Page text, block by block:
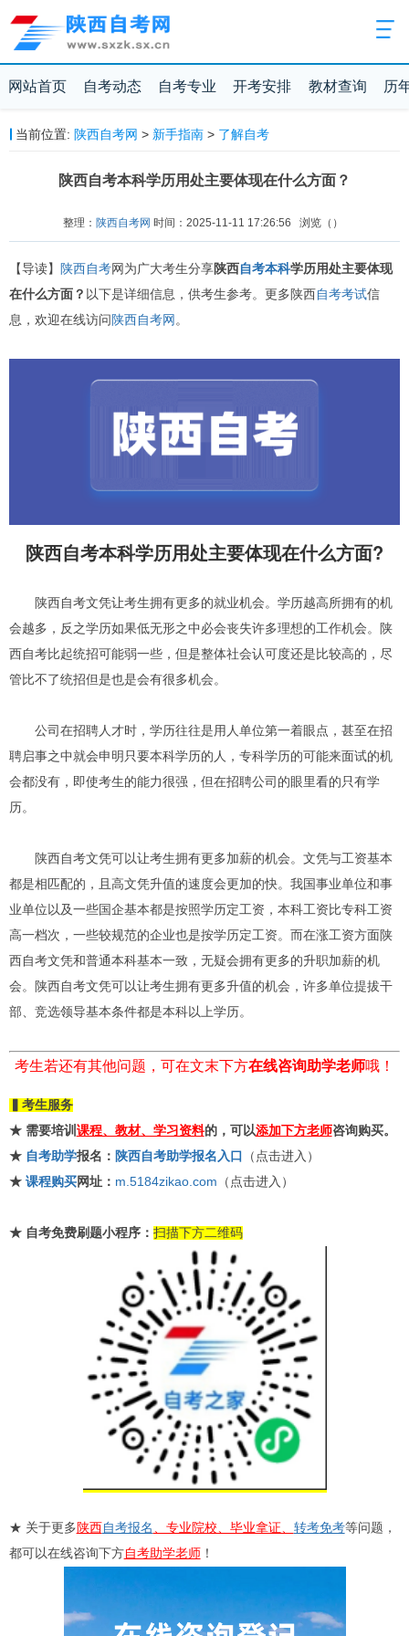
网站首页 自考动态 自考专业 开考安排 教材查询 历
当前位置: 陕西自考网 > 新手指南> 了解自考
陕西自考本科学历用处主要体现在什么方面？
整理： 陕西自考网 时间：2025-11-11 17:26:56 浏览（ ）
【导读】 陕西自考网为广大考生分享陕西自考本科学历用处主要体现
在什么方面？ 以下是详细信息，供考生参考。更多陕西自考考试信
息，欢迎在线访问 陕西自考网 。
陕西自考本科学历用处主要体现在什么方面?
陕西自考文凭让考生拥有更多的就业机会。学历越高所拥有的机
会越多，反之学历如果低无形之中必会丧失许多理想的工作机会。陕
西自考比起统招可能弱一些，但是整体社会认可度还是比较高的，尽
管比不了统招但是也是会有很多机会。
公司在招聘人才时，学历往往是用人单位第一着眼点，甚至在招
聘启事之中就会申明只要本科学历的人，专科学历的可能来面试的机
会都没有，即使考生的能力很强，但在招聘公司的眼里看的只有学
历。
陕西自考文凭可以让考生拥有更多加薪的机会。文凭与工资基本
都是相匹配的，且高文凭升值的速度会更加的快。我国事业单位和事
业单位以及一些国企基本都是按照学历定工资，本科工资比专科工资
高一档次，一些较规范的企业也是按学历定工资。而在涨工资方面陕
西自考文凭和普通本科基本一致，无疑会拥有更多的升职加薪的机
会。陕西自考文凭可以让考生拥有更多升值的机会，许多单位提拔干
部、竞选领导基本条件都是本科以上学历。
考生若还有其他问题，可在文末下方在线咨询助学老师哦！
▍考生服务
★ 需要培训 课程、教材、学习资料的，可以添加下方老师咨询购买。
★ 自考助学报名： 陕西自考助学报名入口
（点击进入）
★ 课程购买网址： m.5184zikao.com （点击进入）
★ 自考免费刷题小程序： 扫描下方二维码
★ 关于更多 陕西 自考报名 、专业院校、毕业拿证、 转考免考等问题，
都可以在线咨询下方自考助学老师 ！